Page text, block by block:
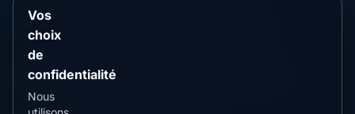
direct
📖 Guide
Contenu
guide
📖 Guide
Contenu
guide
Meilleure période à Portage Creek
Vos
choix
de
confidentialité
Nous